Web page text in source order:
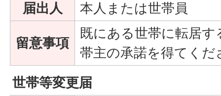
届出人
本人または世帯員
留意事項
既にある世帯に転居
帯主の承諾を得てくだ
世帯等変更届